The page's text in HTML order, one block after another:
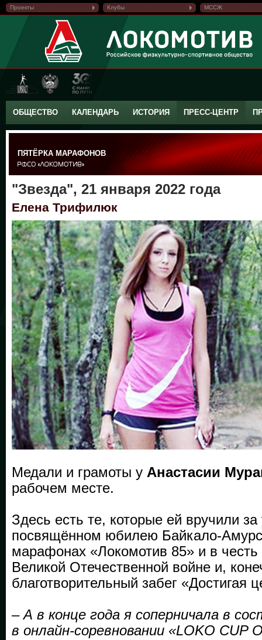
Проекты Клубы МССЖ
ОБЩЕСТВО КАЛЕНДАРЬ ИСТОРИЯ ПРЕСС-ЦЕНТР
ПЯТЁРКА МАРАФОНОВ
"Звезда", 21 января 2022 года
Елена Трифилюк
Медали и грамоты у Анастасии
рабочем месте.
Здесь есть те, которые ей вручили за
посвящённом юбилею Байкало-
марафонах «Локомотив 85» и в
Великой Отечественной войне и,
благотворительный забег «Достигая
–А в конце года я соперничала в
в онлайн-соревновании «LOKO CUP